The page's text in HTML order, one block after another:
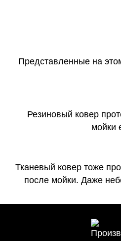
Представленные на
Резиновый ковер
мойки
Тканевый ковер тоже
после мойки. Даже